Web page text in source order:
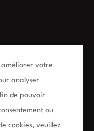
améliorer votre
analyser
de pouvoir
ou
cookies, veuillez